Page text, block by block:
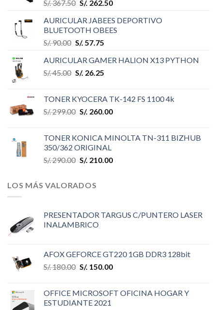
S/.367.50 S/. 262.50
AURICULAR JABEES DEPORTIVO
BLUETOOTH OBEES
S/.90.00 S/. 57.75
AURICULAR GAMER HALION X13 PYTHON
S/.45.00 S/. 26.25
TONER KYOCERA TK-142 FS 1100 4k
S/.299.00 S/. 260.00
TONER KONICA MINOLTA TN-311 BIZHUB
350/362 ORIGINAL
S/.290.00 S/. 210.00
LOS MÁS VALORADOS
PRESENTADOR TARGUS C/PUNTERO LASER
INALAMBRICO
AFOX GEFORCE GT220 1GB DDR3 128bit
S/.180.00 S/. 150.00
OFFICE MICROSOFT OFICINA HOGAR Y
ESTUDIANTE 2021